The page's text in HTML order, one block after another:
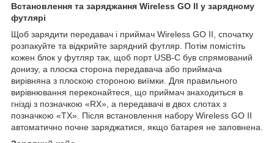
Встановлення та заряджання Wireless GO II у зарядному
футлярі
Щоб зарядити передавач і приймач Wireless GO II, спочатку
розпакуйте та відкрийте зарядний футляр. Потім помістіть
кожен блок у футляр так, щоб порт USB-C був спрямований
донизу, а плоска сторона передавача або приймача
вирівняна з плоскою стороною виїмки. Для правильного
вирівнювання переконайтеся, що приймач знаходиться в
гнізді з позначкою «RX», а передавачі в двох слотах з
позначкою «TX». Після встановлення набору Wireless GO II
автоматично почне заряджатися, якщо батарея не заповнена.